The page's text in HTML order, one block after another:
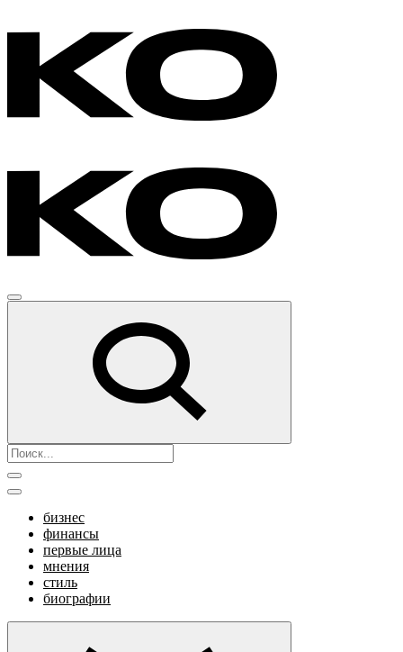
бизнес
финансы
первые лица
мнения
стиль
биографии